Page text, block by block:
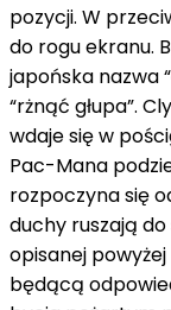
pozycji. W
do rogu ekranu.
japońska nazwa
“rżnąć głupa”.
wdaje się w
Pac-Mana
rozpoczyna się
duchy ruszają
opisanej
będącą